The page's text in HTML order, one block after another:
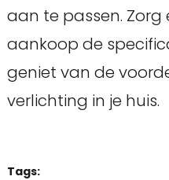
aan te passen. Zorg
aankoop de
geniet van de
verlichting in je huis.
Tags: